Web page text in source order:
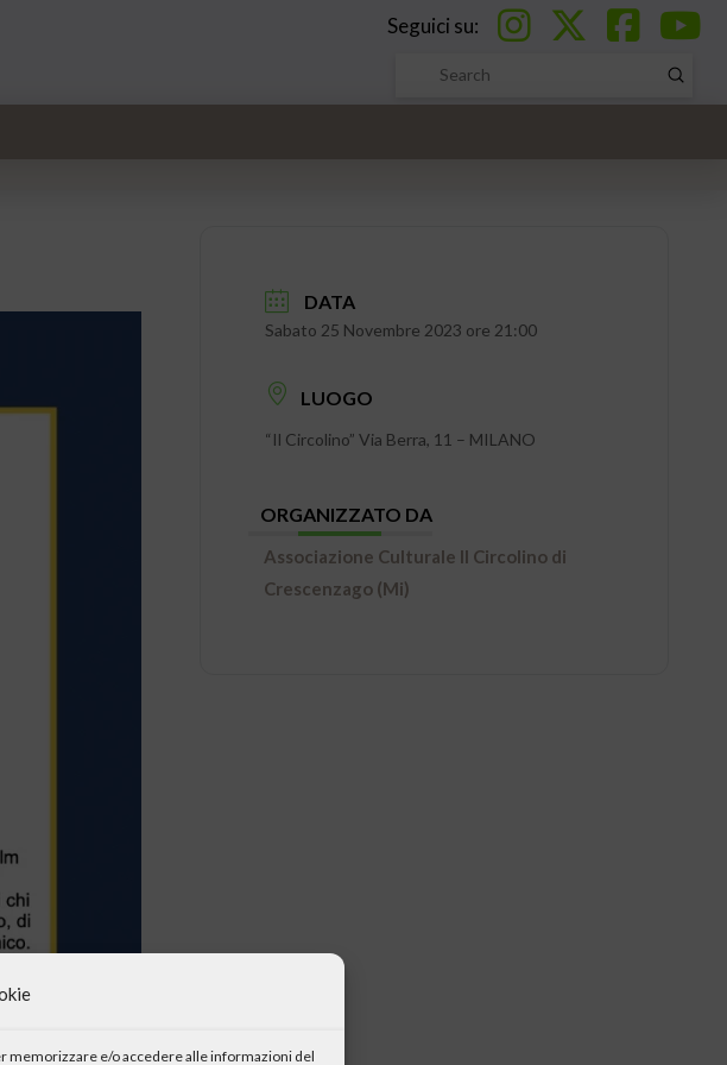
memorizzare e/o accedere alle informazioni del
Seguici su:
Search
Submit
DATA
Sabato 25 Novembre 2023 ore 21:00
LUOGO
“Il Circolino” Via Berra, 11 – MILANO
ORGANIZZATO DA
Associazione Culturale Il Circolino di
Crescenzago (Mi)